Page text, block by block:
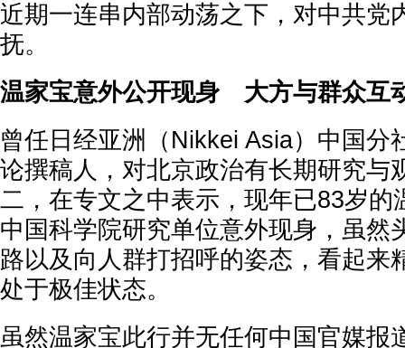
近期一连串内部动荡之下，对中共党
抚。
温家宝意外公开现身 大方与群众互
曾任日经亚洲（Nikkei Asia）中国分
论撰稿人，对北京政治有长期研究与
二，在专文之中表示，现年已83岁的
中国科学院研究单位意外现身，虽然
路以及向人群打招呼的姿态，看起来
处于极佳状态。
虽然温家宝此行并无任何中国官媒报